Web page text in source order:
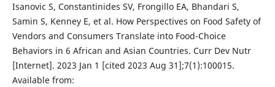
Isanovic S, Constantinides SV, Frongillo EA, Bhandari S,
Samin S, Kenney E, et al. How Perspectives on Food Safety of
Vendors and Consumers Translate into Food-Choice
Behaviors in 6 African and Asian Countries. Curr Dev Nutr
[Internet]. 2023 Jan 1 [cited 2023 Aug 31];7(1):100015.
Available from: